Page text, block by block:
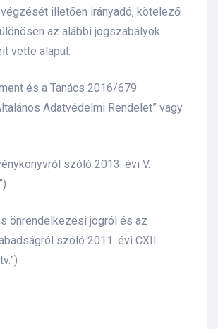
illetően irányadó, kötelező
az alábbi jogszabályok
vette alapul:
és a Tanács 2016/679
Adatvédelmi Rendelet” vagy
szóló 2013. évi V.
önrendelkezési jogról és az
szóló 2011. évi CXII.